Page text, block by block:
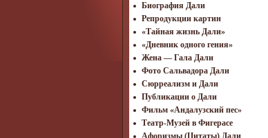
Биография Дали
Репродукции картин
«Тайная жизнь Дали»
«Дневник одного гения»
Жена — Гала Дали
Фото Сальвадора Дали
Cюрреализм и Дали
Публикации о Дали
Фильм «Андалузский пес»
Театр-Музей в Фигерасе
Афоризмы (Цитаты) Дали